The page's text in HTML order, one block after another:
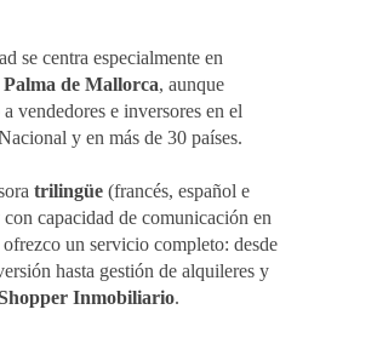
se centra especialmente en
Palma de Mallorca, aunque
vendedores e inversores en el
y en más de 30 países.
trilingüe (francés, español e
capacidad de comunicación en
un servicio completo: desde
hasta gestión de alquileres y
Inmobiliario.